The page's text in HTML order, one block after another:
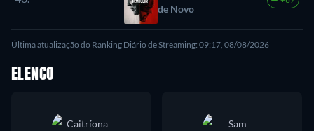
de Novo
Última atualização do Ranking Diário de Streaming: 09:17, 08/08/2026
ELENCO